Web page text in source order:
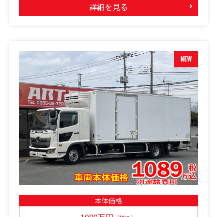
詳細を見る
本体価格